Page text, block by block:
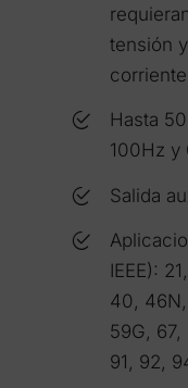
tensión
Hasta
100Hz y
Salida
IEEE):
40,
59G, 67,
91, 92,